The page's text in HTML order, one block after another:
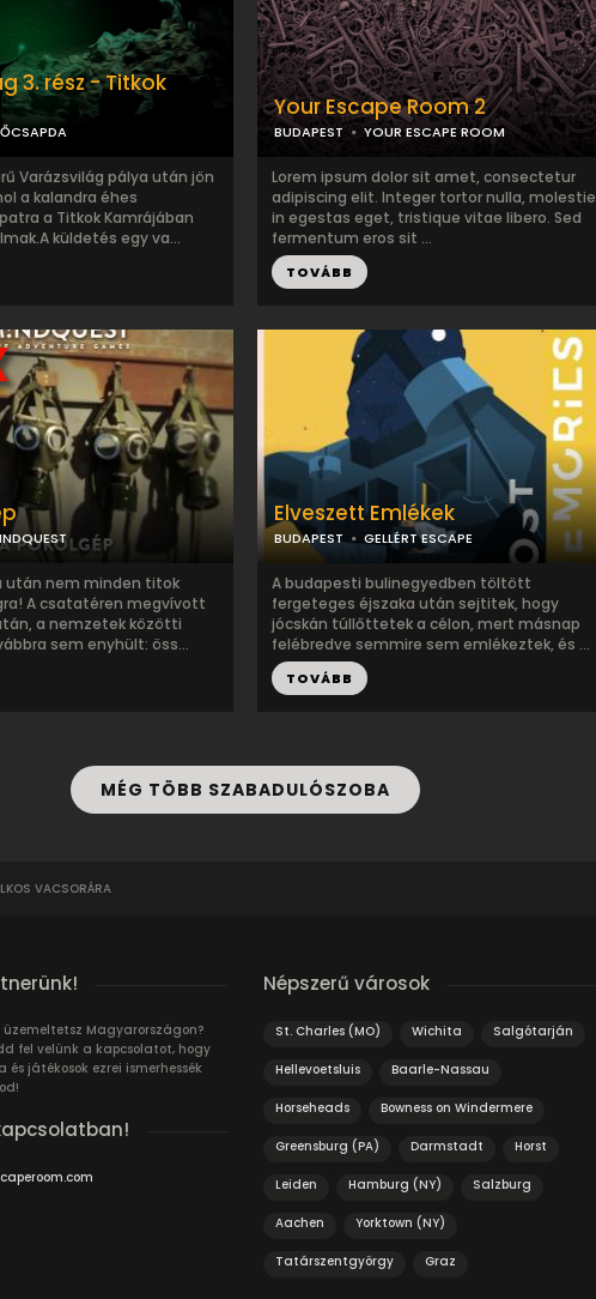
3. rész - Titkok
Varázsvilág pálya után jön
a kalandra éhes
a Titkok Kamrájában
küldetés egy va...
Your Escape Room 2
BUDAPEST YOUR ESCAPE ROOM
Lorem ipsum dolor sit amet, consectetur
adipiscing elit. Integer tortor nulla, molestie
in egestas eget, tristique vitae libero. Sed
fermentum eros sit ...
TOVÁBB
után nem minden titok
A csatatéren megvívott
a nemzetek közötti
sem enyhült: öss...
Elveszett Emlékek
BUDAPEST GELLÉRT ESCAPE
A budapesti bulinegyedben töltött
fergeteges éjszaka után sejtitek, hogy
jócskán túllőttetek a célon, mert másnap
felébredve semmire sem emlékeztek, és ...
TOVÁBB
MÉG TÖBB SZABADULÓSZOBA
VACSORÁRA
Magyarországon?
fel velünk a kapcsolatot, hogy
játékosok ezrei ismerhessék
Népszerű városok
St. Charles (MO) Wichita Salgótarján
Hellevoetsluis Baarle-Nassau
Horseheads Bowness on Windermere
Greensburg (PA) Darmstadt Horst
Leiden Hamburg (NY) Salzburg
Aachen Yorktown (NY)
Tatárszentgyörgy Graz